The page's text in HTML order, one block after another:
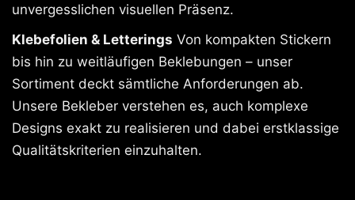
unvergesslichen visuellen Präsenz.
Klebefolien & Letterings Von kompakten Stickern
bis hin zu weitläufigen Beklebungen – unser
Sortiment deckt sämtliche Anforderungen ab.
Unsere Bekleber verstehen es, auch komplexe
Designs exakt zu realisieren und dabei erstklassige
Qualitätskriterien einzuhalten.